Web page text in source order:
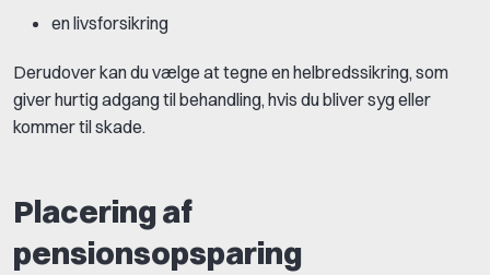
en livsforsikring
Derudover kan du vælge at tegne en helbredssikring, som
giver hurtig adgang til behandling, hvis du bliver syg eller
kommer til skade.
Placering af
pensionsopsparing